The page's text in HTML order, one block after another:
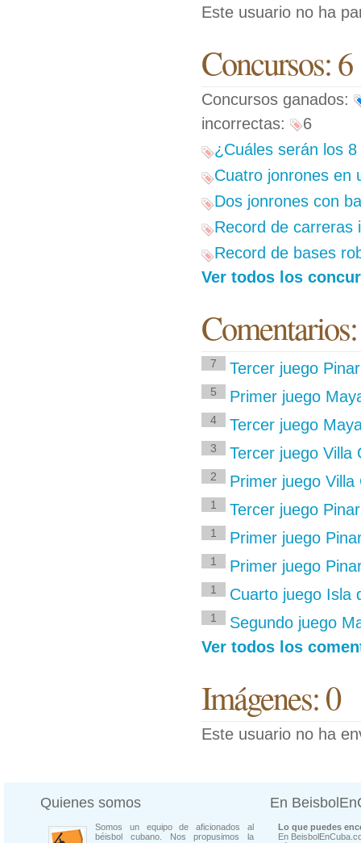
Este usuario no ha
Concursos: 6
Concursos ganados:
incorrectas:
6
¿Cuáles serán los
Cuatro jonrones en
Dos jonrones con
Record de carreras
Record de bases
Ver todos los
7 Tercer juego
5 Primer juego
4 Tercer juego
3 Tercer juego Villa
2 Primer juego
1 Tercer juego
1 Primer juego
1 Primer juego
1 Cuarto juego Isla
1
Segundo juego
Ver todos los
Imágenes: 0
Este usuario no ha
Quienes somos
Somos un equipo de aficionados al
béisbol cubano. Nos propusimos la
En
Lo que puedes
En